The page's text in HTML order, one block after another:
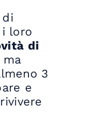
loro
di
3
e